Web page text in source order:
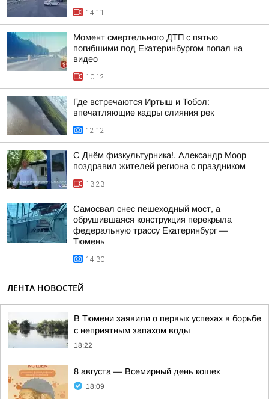
14:11
Момент смертельного ДТП с пятью
погибшими под Екатеринбургом попал на
видео
10:12
Где встречаются Иртыш и Тобол:
впечатляющие кадры слияния рек
12:12
С Днём физкультурника!. Александр Моор
поздравил жителей региона с праздником
13:23
Самосвал снес пешеходный мост, а
обрушившаяся конструкция перекрыла
федеральную трассу Екатеринбург —
Тюмень
14:30
ЛЕНТА НОВОСТЕЙ
В Тюмени заявили о первых успехах в борьбе
с неприятным запахом воды
18:22
8 августа — Всемирный день кошек
18:09